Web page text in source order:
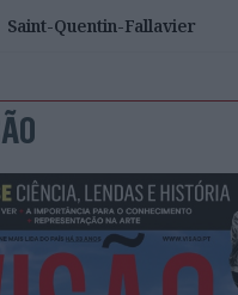
Saint-Quentin-Fallavier